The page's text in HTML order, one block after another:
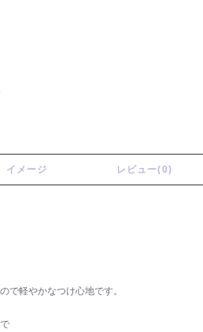
イメージ レビュー(0)
で軽やかなつけ心地です。